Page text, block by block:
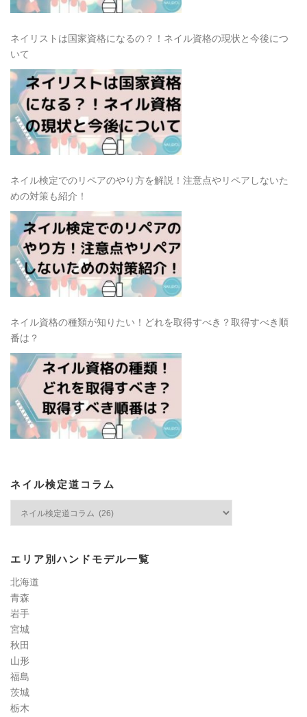
ネイリストは国家資格になるの？！ネイル資格の現状と今後につ
いて
ネイル検定でのリペアのやり方を解説！注意点やリペアしないた
めの対策も紹介！
ネイル資格の種類が知りたい！どれを取得すべき？取得すべき順
番は？
ネイル検定道コラム
定
コ
ラ
ム
エリア別ハンドモデル一覧
北海道
青森
岩手
宮城
秋田
山形
福島
茨城
栃木